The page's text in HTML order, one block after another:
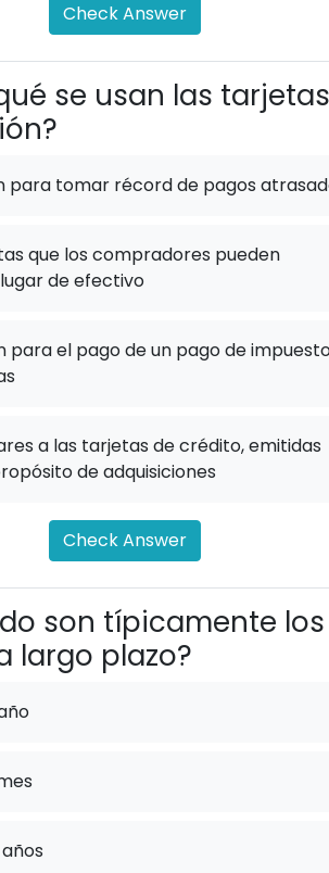
Check Answer
se usan las
para tomar récord de pagos
que los compradores pueden
de efectivo
para el pago de un pago de
a las tarjetas de crédito, emitidas
de adquisiciones
Check Answer
son típicamente los
largo plazo?